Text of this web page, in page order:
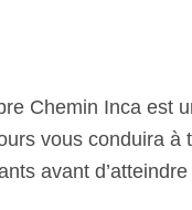
Chemin Inca est
vous conduira à
avant